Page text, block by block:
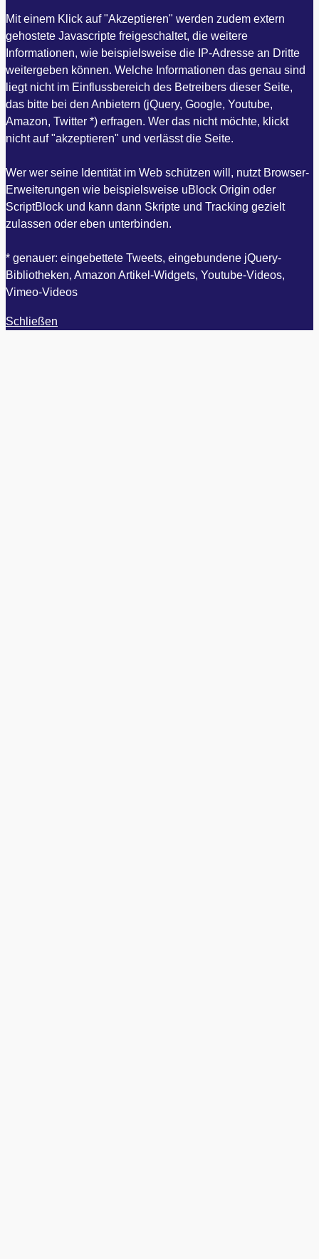
Mit einem Klick auf "Akzeptieren" werden zudem extern
gehostete Javascripte freigeschaltet, die weitere
Informationen, wie beispielsweise die IP-Adresse an Dritte
weitergeben können. Welche Informationen das genau sind
liegt nicht im Einflussbereich des Betreibers dieser Seite,
das bitte bei den Anbietern (jQuery, Google, Youtube,
Amazon, Twitter *) erfragen. Wer das nicht möchte, klickt
nicht auf "akzeptieren" und verlässt die Seite.
Wer wer seine Identität im Web schützen will, nutzt Browser-
Erweiterungen wie beispielsweise uBlock Origin oder
ScriptBlock und kann dann Skripte und Tracking gezielt
zulassen oder eben unterbinden.
* genauer: eingebettete Tweets, eingebundene jQuery-
Bibliotheken, Amazon Artikel-Widgets, Youtube-Videos,
Vimeo-Videos
Schließen